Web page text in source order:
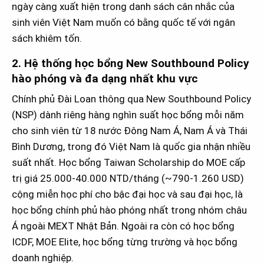
ngày càng xuất hiện trong danh sách cân nhắc của
sinh viên Việt Nam muốn có bằng quốc tế với ngân
sách khiêm tốn.
2. Hệ thống học bổng New Southbound Policy
hào phóng và đa dạng nhất khu vực
Chính phủ Đài Loan thông qua New Southbound Policy
(NSP) dành riêng hàng nghìn suất học bổng mỗi năm
cho sinh viên từ 18 nước Đông Nam Á, Nam Á và Thái
Bình Dương, trong đó Việt Nam là quốc gia nhận nhiều
suất nhất. Học bổng Taiwan Scholarship do MOE cấp
trị giá 25.000-40.000 NTD/tháng (~790-1.260 USD)
cộng miễn học phí cho bậc đại học và sau đại học, là
học bổng chính phủ hào phóng nhất trong nhóm châu
Á ngoài MEXT Nhật Bản. Ngoài ra còn có học bổng
ICDF, MOE Elite, học bổng từng trường và học bổng
doanh nghiệp.